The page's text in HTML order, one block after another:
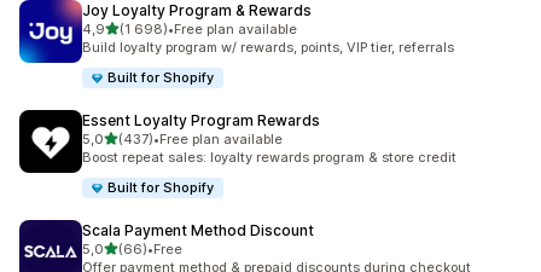
Joy Loyalty Program & Rewards
4,9/ 5 tähteä
(1 698)
1698 arvostelua yhteensä
•Free plan available
Build loyalty program w/ rewards, points, VIP tier, referrals
Built for Shopify
Essent Loyalty Program Rewards
5,0/ 5 tähteä
(437)
437 arvostelua yhteensä
•Free plan available
Boost repeat sales: loyalty rewards program & store credit
Built for Shopify
Scala Payment Method Discount
5,0/ 5 tähteä
(66)
66 arvostelua yhteensä
•Free
Offer payment method & prepaid discounts during checkout